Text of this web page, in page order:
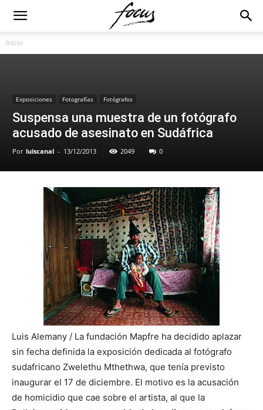
Inicio
Exposiciones Fotografías Fotógrafos
Suspensa una muestra de un fotógrafo
acusado de asesinato en Sudáfrica
Por luiscanal - 13/12/2013 2049 0
Luis Alemany / La fundación Mapfre ha decidido aplazar
sin fecha definida la exposición dedicada al fotógrafo
sudafricano Zwelethu Mthethwa, que tenía previsto
inaugurar el 17 de diciembre. El motivo es la acusación
de homicidio que cae sobre el artista, al que la